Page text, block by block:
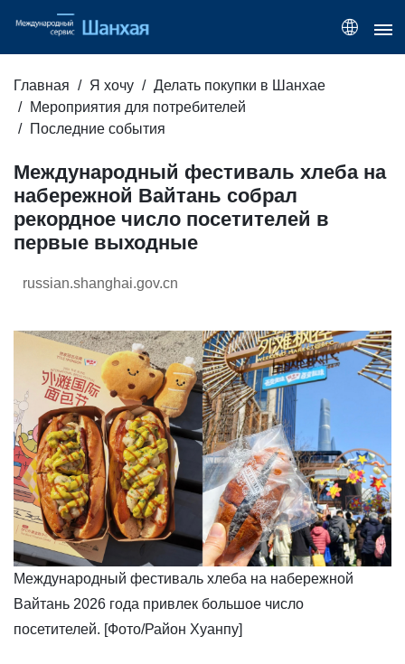
Главная Я хочу
Делать покупки в Шанхае
Мероприятия для потребителей
Последние события
Международный фестиваль хлеба на
набережной Вайтань собрал
рекордное число посетителей в
первые выходные
russian.shanghai.gov.cn
Международный фестиваль хлеба на набережной
Вайтань 2026 года привлек большое число
посетителей. [Фото/Район Хуанпу]